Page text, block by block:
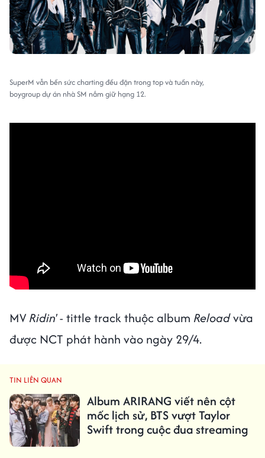
SuperM vẫn bền sức charting đều đặn trong top và tuần này,
boygroup dự án nhà SM nắm giữ hạng 12.
MV Ridin'- tittle track thuộc album Reloadvừa
được NCT phát hành vào ngày 29/4.
TIN LIÊN QUAN
Album ARIRANG viết nên cột
mốc lịch sử, BTS vượt Taylor
Swift trong cuộc đua streaming